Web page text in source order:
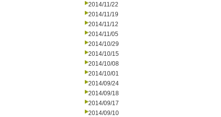
2014/11/22
2014/11/19
2014/11/12
2014/11/05
2014/10/29
2014/10/15
2014/10/08
2014/10/01
2014/09/24
2014/09/18
2014/09/17
2014/09/10